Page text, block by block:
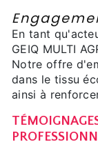
En tant
GEIQ MULTI
Notre offre
dans le tissu
ainsi à